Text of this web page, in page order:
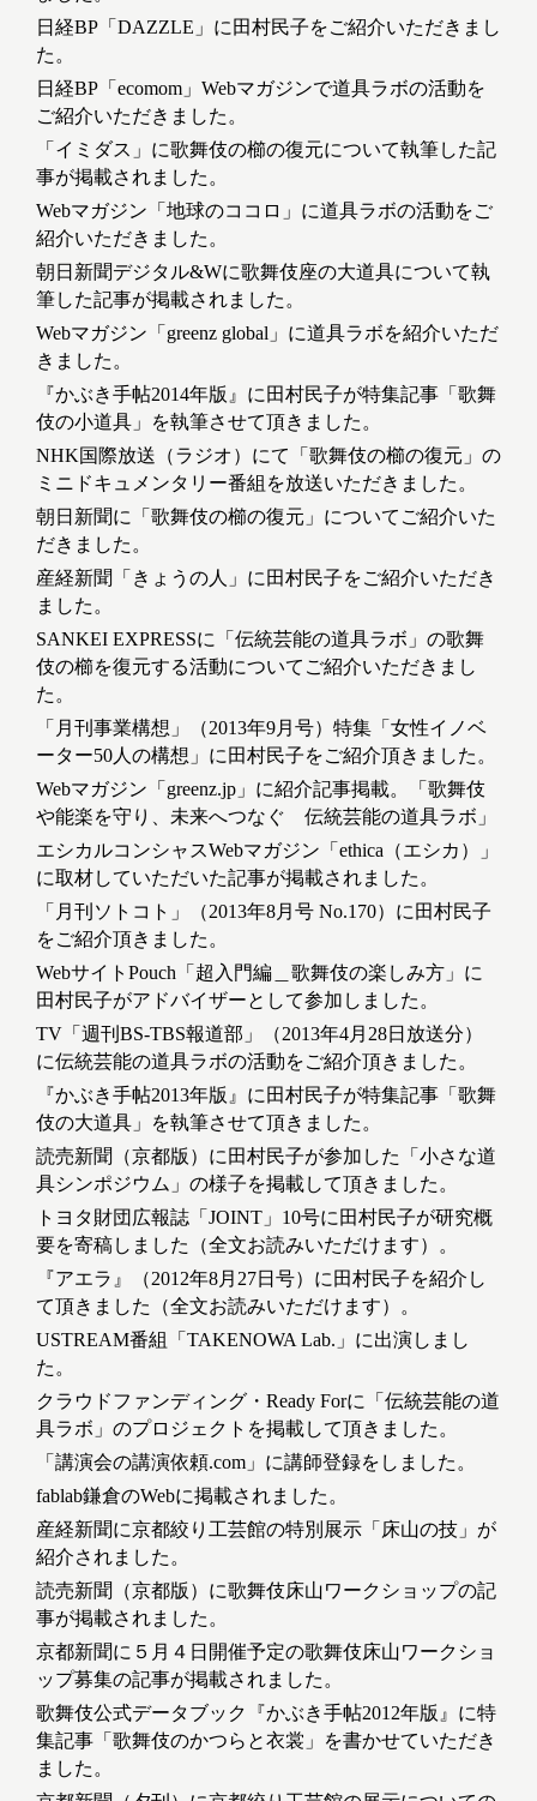
日経BP「DAZZLE」に田村民子をご紹介いただきまし
た。
日経BP「ecomom」Webマガジンで道具ラボの活動を
ご紹介いただきました。
「イミダス」に歌舞伎の櫛の復元について執筆した記
事が掲載されました。
Webマガジン「地球のココロ」に道具ラボの活動をご
紹介いただきました。
朝日新聞デジタル&Wに歌舞伎座の大道具について執
筆した記事が掲載されました。
Webマガジン「greenz global」に道具ラボを紹介いただ
きました。
『かぶき手帖2014年版』に田村民子が特集記事「歌舞
伎の小道具」を執筆させて頂きました。
NHK国際放送（ラジオ）にて「歌舞伎の櫛の復元」の
ミニドキュメンタリー番組を放送いただきました。
朝日新聞に「歌舞伎の櫛の復元」についてご紹介いた
だきました。
産経新聞「きょうの人」に田村民子をご紹介いただき
ました。
SANKEI EXPRESSに「伝統芸能の道具ラボ」の歌舞
伎の櫛を復元する活動についてご紹介いただきまし
た。
「月刊事業構想」（2013年9月号）特集「女性イノベ
ーター50人の構想」に田村民子をご紹介頂きました。
Webマガジン「greenz.jp」に紹介記事掲載。「歌舞伎
や能楽を守り、未来へつなぐ 伝統芸能の道具ラボ」
エシカルコンシャスWebマガジン「ethica（エシカ）」
に取材していただいた記事が掲載されました。
「月刊ソトコト」（2013年8月号 No.170）に田村民子
をご紹介頂きました。
WebサイトPouch「超入門編＿歌舞伎の楽しみ方」に
田村民子がアドバイザーとして参加しました。
TV「週刊BS-TBS報道部」（2013年4月28日放送分）
に伝統芸能の道具ラボの活動をご紹介頂きました。
『かぶき手帖2013年版』に田村民子が特集記事「歌舞
伎の大道具」を執筆させて頂きました。
読売新聞（京都版）に田村民子が参加した「小さな道
具シンポジウム」の様子を掲載して頂きました。
トヨタ財団広報誌「JOINT」10号に田村民子が研究概
要を寄稿しました（全文お読みいただけます）。
『アエラ』（2012年8月27日号）に田村民子を紹介し
て頂きました（全文お読みいただけます）。
USTREAM番組「TAKENOWA Lab.」に出演しまし
た。
クラウドファンディング・Ready Forに「伝統芸能の道
具ラボ」のプロジェクトを掲載して頂きました。
「講演会の講演依頼.com」に講師登録をしました。
fablab鎌倉のWebに掲載されました。
産経新聞に京都絞り工芸館の特別展示「床山の技」が
紹介されました。
読売新聞（京都版）に歌舞伎床山ワークショップの記
事が掲載されました。
京都新聞に５月４日開催予定の歌舞伎床山ワークショ
ップ募集の記事が掲載されました。
歌舞伎公式データブック『かぶき手帖2012年版』に特
集記事「歌舞伎のかつらと衣裳」を書かせていただき
ました。